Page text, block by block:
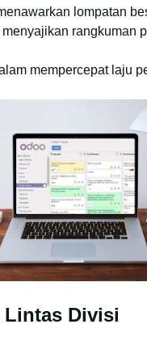
lompatan
rangkuman
mempercepat laju
Lintas Divisi